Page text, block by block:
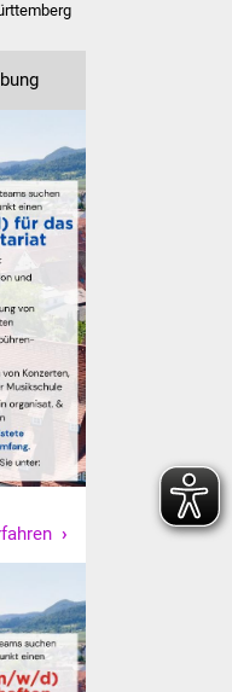
und
und Jugendliche
und Integration
Asyl
Hilfe
+